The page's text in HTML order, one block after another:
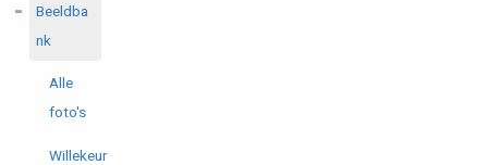
Beeldba
nk
Alle
foto's
Willekeur